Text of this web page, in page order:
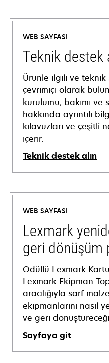
WEB SAYFASI
Teknik destek
Ürünle ilgili ve teknik
çevrimiçi olarak
kurulumu, bakımı ve
hakkında ayrıntılı
kılavuzları ve çeşitli
içerir.
Teknik destek alın
opens
in
new
tab
WEB SAYFASI
Lexmark
geri dönüşüm
Ödüllü Lexmark
Lexmark Ekipman
aracılığıyla sarf
ekipmanlarını nasıl
ve geri
Sayfaya git